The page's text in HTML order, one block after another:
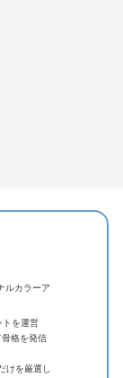
ルカラーア
トを運営
格を発信
けを厳選し